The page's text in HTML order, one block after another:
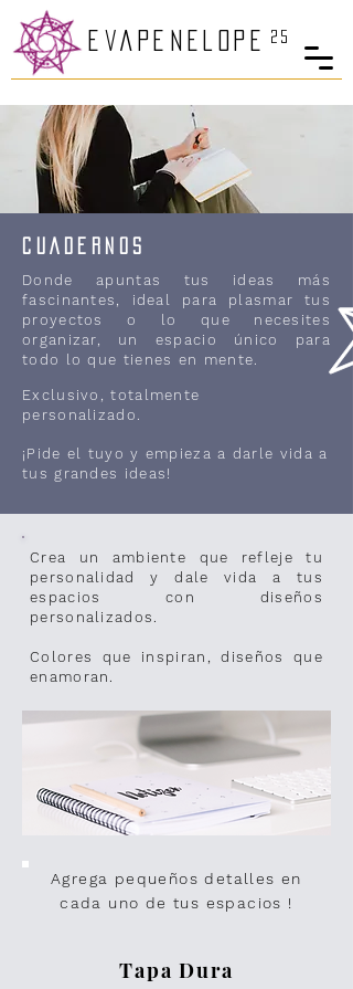
eva PenelopE 25
CUADERNOS
Donde apuntas tus ideas más
fascinantes, ideal para plasmar tus
proyectos o lo que necesites
organizar, un espacio único para
todo lo que tienes en mente.
Exclusivo, totalmente
personalizado.
¡Pide el tuyo y empieza a darle vida a
tus grandes ideas!
Crea un ambiente que refleje tu
personalidad y dale vida a tus
espacios con diseños
personalizados.
Colores que inspiran, diseños que
enamoran.
Agrega pequeños detalles en
cada uno de tus espacios !
Tapa Dura